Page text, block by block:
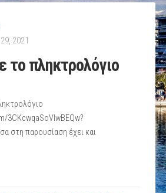
2021
το πληκτρολόγιο
3CKcwqaSoVlwBEQw?
στη παρουσίαση έχει και